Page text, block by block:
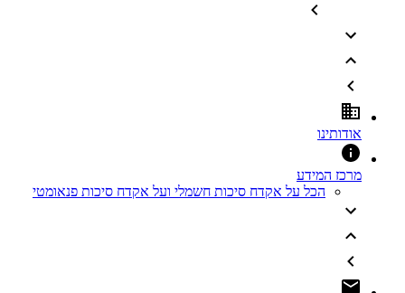
אודותינו
מרכז המידע
הכל על אקדח סיכות חשמלי ועל אקדח סיכות פנאומטי